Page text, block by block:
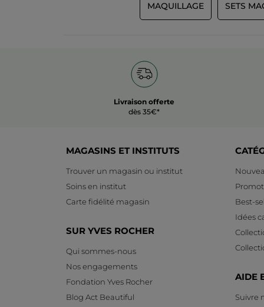
MAQUILLAGE SETS
Livraison offerte
dès 35€*
MAGASINS ET INSTITUTS
Trouver un magasin ou institut
Soins en institut
Carte fidélité magasin
SUR YVES ROCHER
Qui sommes-nous
Nos engagements
Fondation Yves Rocher
Blog Act Beautiful
Best-
Idées
AIDE
Suivre